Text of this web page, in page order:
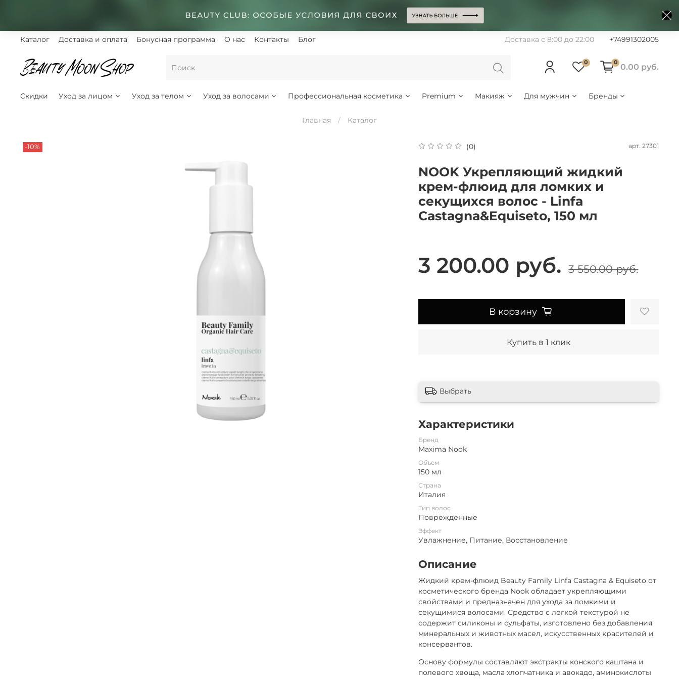
Каталог Доставка и оплата Бонусная программа О нас Контакты Блог Доставка с 8:00 до 22:00 +74991302005
0 0 0.00 руб.
Скидки Уход за лицом Уход за телом Уход за волосами Профессиональная косметика Premium Макияж Для мужчин Бренды
Главная Каталог
-10% (0) арт. 27301
NOOK Укрепляющий жидкий
крем-флюид для ломких и
секущихся волос - Linfa
Castagna&Equiseto, 150 мл
3 200.00 руб. 3 550.00 руб.
В корзину
Купить в 1 клик
Выбрать
Характеристики
Бренд
Maxima Nook
Объем
150 мл
Страна
Италия
Тип волос
Поврежденные
Эффект
Увлажнение, Питание, Восстановление
Описание
Жидкий крем-флюид Beauty Family Linfa Castagna & Equiseto от
косметического бренда Nook обладает укрепляющими
свойствами и предназначен для ухода за ломкими и
секущимися волосами. Средство с легкой текстурой не
содержит силиконы и сульфаты, изготовлено без добавления
минеральных и животных масел, искусственных красителей и
консервантов.
Основу формулы составляют экстракты конского каштана и
полевого хвоща, масла хлопчатника и авокадо, аминокислоты